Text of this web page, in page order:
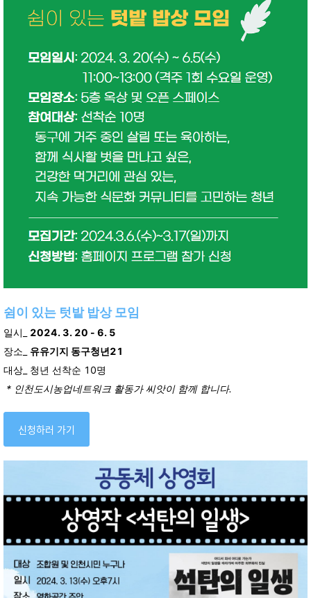
쉼이 있는 텃밭 밥상 모임
일시_ 2024. 3. 20 - 6. 5
장소_ 유유기지 동구청년21
대상_ 청년 선착순 10명
* 인천도시농업네트워크 활동가 씨앗이 함께 합니다.
신청하러 가기